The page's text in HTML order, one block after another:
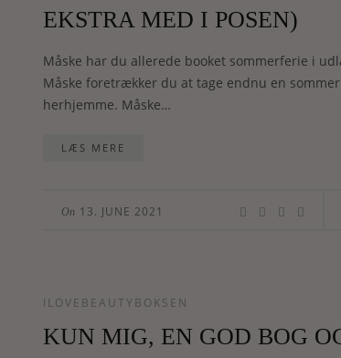
EKSTRA MED I POSEN)
Måske har du allerede booket sommerferie i
Måske foretrækker du at tage endnu en sommer
herhjemme. Måske…
LÆS MERE
On 13. JUNE 2021
ILOVEBEAUTYBOKSEN
KUN MIG, EN GOD BOG